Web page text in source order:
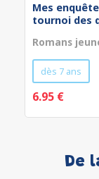
Mes
tournoi des
Romans
dès 7 ans
6.95 €
De